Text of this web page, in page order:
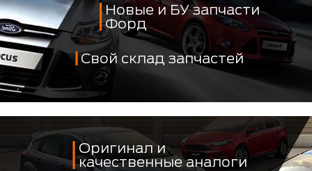
Новые и БУ запчасти
Форд
Свой склад запчастей
Оригинал и
качественные аналоги